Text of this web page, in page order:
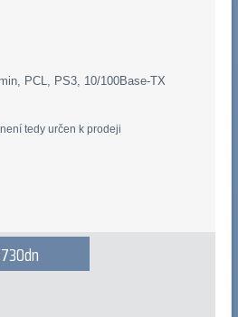
PCL, PS3, 10/100Base-TX
tedy určen k prodeji